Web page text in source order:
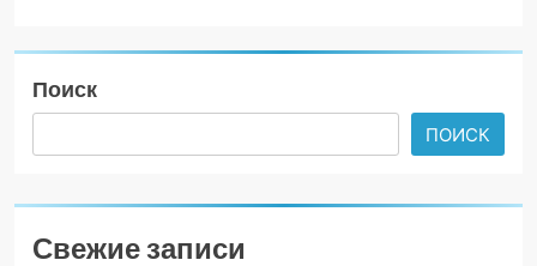
Поиск
ПОИСК
Свежие записи